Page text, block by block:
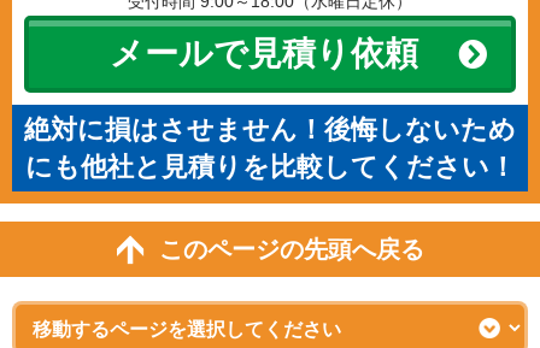
メールで見積り依頼
絶対に損はさせません！後悔しないため
にも他社と見積りを比較してください！
このページの先頭へ戻る